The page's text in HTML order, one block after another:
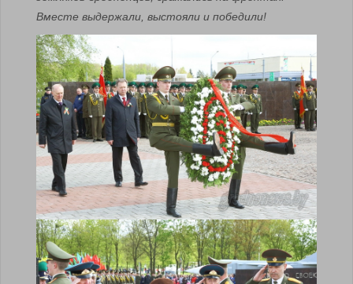
Вместе выдержали, выстояли и победили!